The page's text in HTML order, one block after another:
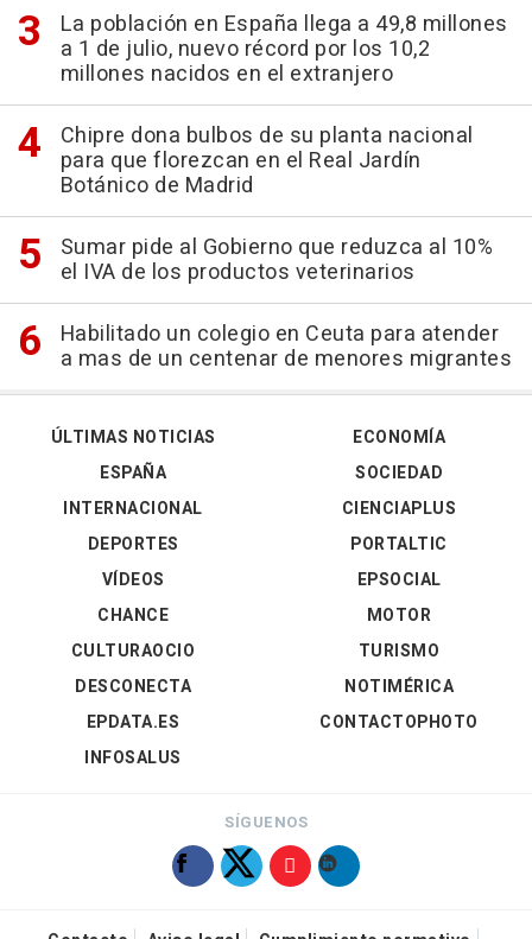
La población en España llega a 49,8 millones
a 1 de julio, nuevo récord por los 10,2
millones nacidos en el extranjero
Chipre dona bulbos de su planta nacional
para que florezcan en el Real Jardín
Botánico de Madrid
Sumar pide al Gobierno que reduzca al 10%
el IVA de los productos veterinarios
Habilitado un colegio en Ceuta para atender
a mas de un centenar de menores migrantes
ÚLTIMAS NOTICIAS
ESPAÑA
INTERNACIONAL
DEPORTES
VÍDEOS
ECONOMÍA
SOCIEDAD
CIENCIAPLUS
PORTALTIC
EPSOCIAL
CHANCE
CULTURAOCIO
DESCONECTA
EPDATA.ES
INFOSALUS
MOTOR
TURISMO
NOTIMÉRICA
CONTACTOPHOTO
SÍGUENOS